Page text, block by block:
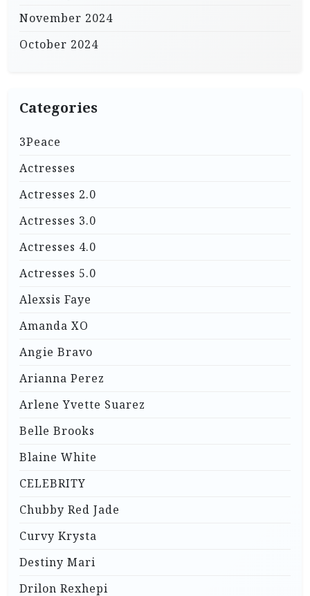
November 2024
October 2024
Categories
3Peace
Actresses
Actresses 2.0
Actresses 3.0
Actresses 4.0
Actresses 5.0
Alexsis Faye
Amanda XO
Angie Bravo
Arianna Perez
Arlene Yvette Suarez
Belle Brooks
Blaine White
CELEBRITY
Chubby Red Jade
Curvy Krysta
Destiny Mari
Drilon Rexhepi